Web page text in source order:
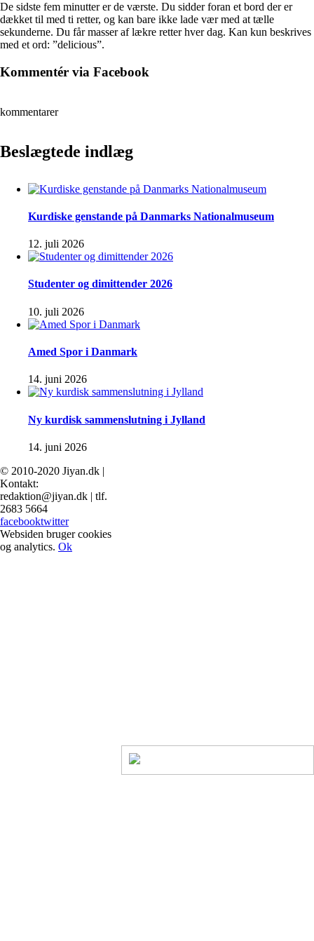
De sidste fem minutter er de værste. Du sidder foran et bord der er
dækket til med ti retter, og kan bare ikke lade vær med at tælle
sekunderne. Du får masser af lækre retter hver dag. Kan kun beskrives
med et ord: ”delicious”.
Kommentér via Facebook
kommentarer
Beslægtede indlæg
Kurdiske genstande på Danmarks Nationalmuseum
12. juli 2026
Studenter og dimittender 2026
10. juli 2026
Amed Spor i Danmark
14. juni 2026
Ny kurdisk sammenslutning i Jylland
14. juni 2026
© 2010-2020 Jiyan.dk |
Kontakt:
redaktion@jiyan.dk | tlf.
2683 5664
facebooktwitter
Websiden bruger cookies
og analytics. Ok